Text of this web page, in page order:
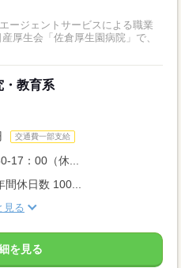
ージェントサービスによる職業
厚生会「佐倉厚生園病院」で、
・教育系
交通費一部支給
17：00（休...
間休日数 100...
見る
を見る